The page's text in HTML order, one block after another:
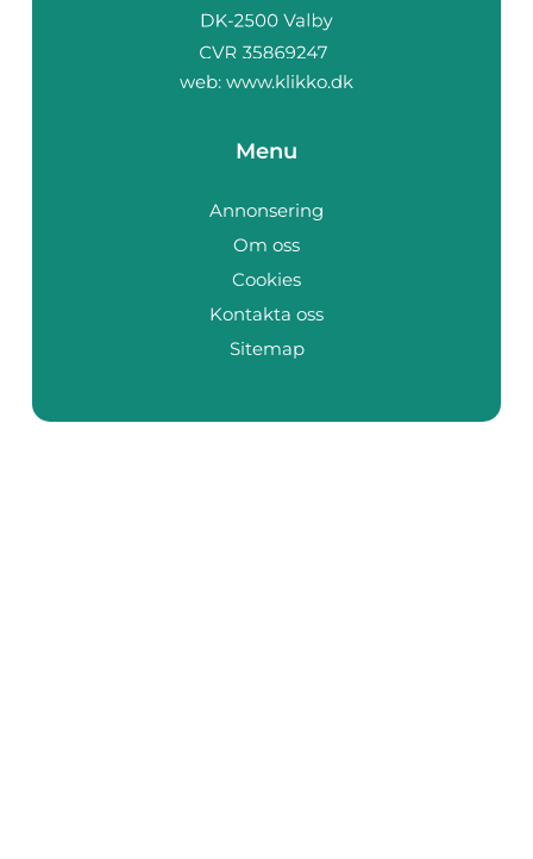
web: www.klikko.dk
Menu
Annonsering
Om oss
Cookies
Kontakta oss
Sitemap